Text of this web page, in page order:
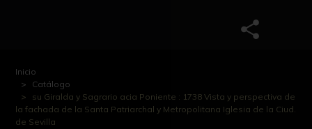
Inicio
Catálogo
su Giralda y Sagrario acia Poniente : 1738 Vista y perspectiva de
la fachada de la Santa Patriarchal y Metropolitana Iglesia de la Ciud.
de Sevilla